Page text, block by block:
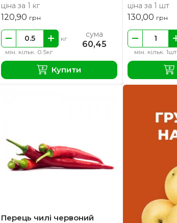
ціна за 1 кг
120,90 грн
мін. кільк. 0.5кг
кг сума
60,45
Купити
ціна за 1 шт
130,00 грн
мін. кільк. 1шт
Перець чилі червоний